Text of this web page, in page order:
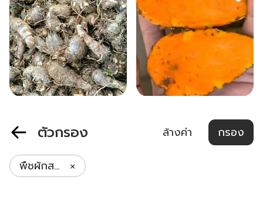
เพชรบุรี
฿ 15
ตัวกรอง ล้างค่า กรอง
พืชผักสวนครัว